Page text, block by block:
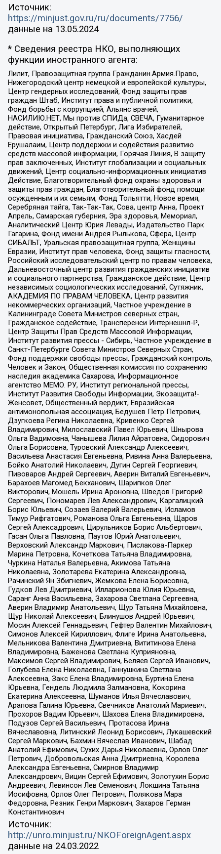
Источник:
https://minjust.gov.ru/ru/documents/7756/
данные на 13.05.2024
* Сведения реестра НКО, выполняющих
функции иностранного агента:
Лилит, Правозащитная группа Гражданин.Армия.Право,
Нижегородский центр немецкой и европейской культуры,
Центр гендерных исследований, Фонд защиты прав
граждан Штаб, Институт права и публичной политики,
Фонд борьбы с коррупцией, Альянс врачей,
НАСИЛИЮ.НЕТ, Мы против СПИДа, СВЕЧА, Гуманитарное
действие, Открытый Петербург, Лига Избирателей,
Правовая инициатива, Гражданский Союз, Хасдей
Ерушалаим, Центр поддержки и содействия развитию
средств массовой информации, Горячая Линия, В защиту
прав заключенных, Институт глобализации и социальных
движений, Центр социально-информационных инициатив
Действие, Благотворительный фонд охраны здоровья и
защиты прав граждан, Благотворительный фонд помощи
осужденным и их семьям, Фонд Тольятти, Новое время,
Серебряная тайга, Так-Так-Так, Сова, центр Анна, Проект
Апрель, Самарская губерния, Эра здоровья, Мемориал,
Аналитический Центр Юрия Левады, Издательство Парк
Гагарина, Фонд имени Андрея Рылькова, Сфера, Центр
СИБАЛЬТ, Уральская правозащитная группа, Женщины
Евразии, Институт прав человека, Фонд защиты гласности,
Российский исследовательский центр по правам человека,
Дальневосточный центр развития гражданских инициатив
и социального партнерства, Гражданское действие, Центр
независимых социологических исследований, Сутяжник,
АКАДЕМИЯ ПО ПРАВАМ ЧЕЛОВЕКА, Центр развития
некоммерческих организаций, Частное учреждение в
Калининграде Совета Министров северных стран,
Гражданское содействие, Трансперенси Интернешнл-Р,
Центр Защиты Прав Средств Массовой Информации,
Институт развития прессы - Сибирь, Частное учреждение в
Санкт-Петербурге Совета Министров Северных Стран,
Фонд поддержки свободы прессы, Гражданский контроль,
Человек и Закон, Общественная комиссия по сохранению
наследия академика Сахарова, Информационное
агентство МЕМО. РУ, Институт региональной прессы,
Институт Развития Свободы Информации, Экозащита!-
Женсовет, Общественный вердикт, Евразийская
антимонопольная ассоциация, Бедушев Петр Петрович,
Дзугкоева Регина Николаевна, Кривенко Сергей
Владимирович, Милославский Павел Юрьевич, Шнырова
Ольга Вадимовна, Чанышева Лилия Айратовна, Сидорович
Ольга Борисовна, Туровский Александр Алексеевич,
Васильева Анастасия Евгеньевна, Ривина Анна Валерьевна,
Бойко Анатолий Николаевич, Дугин Сергей Георгиевич,
Пивоваров Андрей Сергеевич, Аверин Виталий Евгеньевич,
Барахоев Магомед Бекханович, Шарипков Олег
Викторович, Мошель Ирина Ароновна, Шведов Григорий
Сергеевич, Пономарев Лев Александрович, Каргалицкий
Борис Юльевич, Созаев Валерий Валерьевич, Исламов
Тимур Рифгатович, Романова Ольга Евгеньевна, Щаров
Сергей Алексадрович, Цирульников Борис Альбертович,
Гасан Ольга Павловна, Паутов Юрий Анатольевич,
Верховский Александр Маркович, Пислакова-Паркер
Марина Петровна, Кочеткова Татьяна Владимировна,
Чуркина Наталья Валерьевна, Акимова Татьяна
Николаевна, Золотарева Екатерина Александровна,
Рачинский Ян Збигневич, Жемкова Елена Борисовна,
Гудков Лев Дмитриевич, Илларионова Юлия Юрьевна,
Саранг Анна Васильевна, Захарова Светлана Сергеевна,
Аверин Владимир Анатольевич, Щур Татьяна Михайловна,
Щур Николай Алексеевич, Блинушов Андрей Юрьевич,
Мосин Алексей Геннадьевич, Гефтер Валентин Михайлович,
Симонов Алексей Кириллович, Флиге Ирина Анатольевна,
Мельникова Валентина Дмитриевна, Вититинова Елена
Владимировна, Баженова Светлана Куприяновна,
Максимов Сергей Владимирович, Беляев Сергей Иванович,
Голубева Елена Николаевна, Ганнушкина Светлана
Алексеевна, Закс Елена Владимировна, Буртина Елена
Юрьевна, Гендель Людмила Залмановна, Кокорина
Екатерина Алексеевна, Шуманов Илья Вячеславович,
Арапова Галина Юрьевна, Свечников Анатолий Мариевич,
Прохоров Вадим Юрьевич, Шахова Елена Владимировна,
Подузов Сергей Васильевич, Протасова Ирина
Вячеславовна, Литинский Леонид Борисович, Лукашевский
Сергей Маркович, Бахмин Вячеслав Иванович, Шабад
Анатолий Ефимович, Сухих Дарья Николаевна, Орлов Олег
Петрович, Добровольская Анна Дмитриевна, Королева
Александра Евгеньевна, Смирнов Владимир
Александрович, Вицин Сергей Ефимович, Золотухин Борис
Андреевич, Левинсон Лев Семенович, Локшина Татьяна
Иосифовна, Орлов Олег Петрович, Полякова Мара
Федоровна, Резник Генри Маркович, Захаров Герман
Константинович
Источник:
http://unro.minjust.ru/NKOForeignAgent.aspx
данные на 24.03.2022